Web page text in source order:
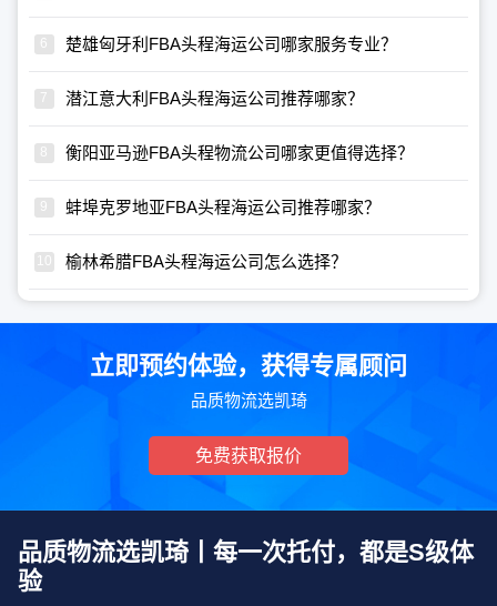
楚雄匈牙利FBA头程海运公司哪家服务专业？
潜江意大利FBA头程海运公司推荐哪家？
衡阳亚马逊FBA头程物流公司哪家更值得选择？
蚌埠克罗地亚FBA头程海运公司推荐哪家？
榆林希腊FBA头程海运公司怎么选择？
立即预约体验，获得专属顾问
品质物流选凯琦
免费获取报价
品质物流选凯琦丨每一次托付，都是S级体
验